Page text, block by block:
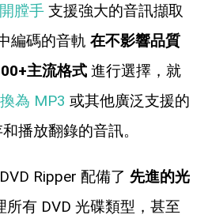
膛手支援強大的音訊擷取
編碼的音軌 在不影響品質
主流格式進行選擇，就
為 MP3 或其他廣泛支援的
播放翻錄的音訊。
Ripper 配備了 先進的光
有 DVD 光碟類型，甚至